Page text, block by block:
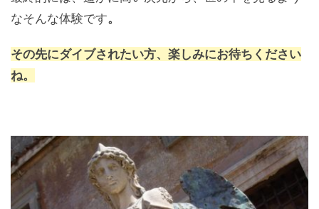
なそんな体験です。
その先にダイブされたい方、楽しみにお待ちください
ね。